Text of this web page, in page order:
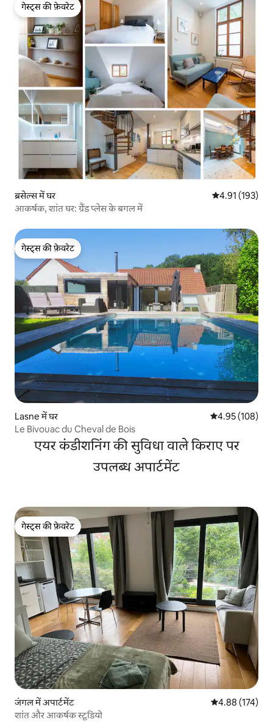
गेस्ट्स की फ़ेवरेट
गेस्ट्स की फ़ेवरेट
ब्रसेल्स में घर औसत रेटिंग 5 में से
4.91 (193)
आकर्षक, शांत घर: ग्रैंड प्लेस के बगल में
गेस्ट्स की फ़ेवरेट
गेस्ट्स की फ़ेवरेट
Lasne में घर औसत रेटिंग 5 में से
4.95 (108)
Le Bivouac du Cheval de Bois
एयर कंडीशनिंग की सुविधा वाले किराए पर
उपलब्ध अपार्टमेंट
गेस्ट्स की फ़ेवरेट
गेस्ट्स की फ़ेवरेट
जंगल में अपार्टमेंट औसत रेटिंग 5 में से
4.88 (174)
शांत और आकर्षक स्टूडियो